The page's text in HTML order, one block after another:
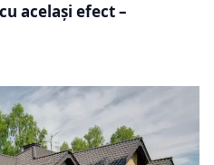
același efect –